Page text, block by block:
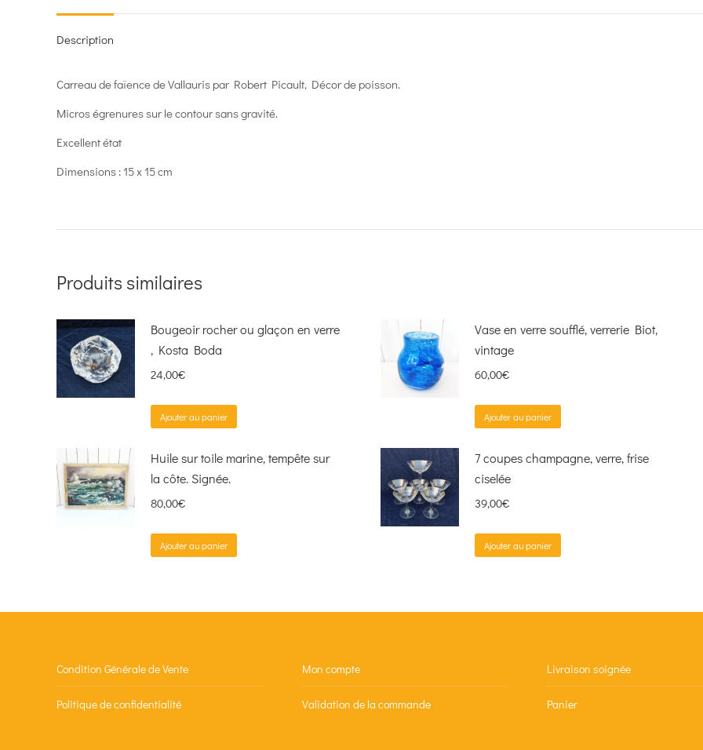
Description
Carreau de faïence de Vallauris par Robert Picault, Décor de poisson.
Micros égrenures sur le contour sans gravité.
Excellent état
Dimensions : 15 x 15 cm
Produits similaires
Bougeoir rocher ou glaçon en verre
, Kosta Boda
24,00€
Ajouter au panier
Vase en verre soufflé, verrerie Biot,
vintage
60,00€
Ajouter au panier
Huile sur toile marine, tempête sur
la côte. Signée.
80,00€
Ajouter au panier
7 coupes champagne, verre, frise
ciselée
39,00€
Ajouter au panier
Condition Générale de Vente
Politique de confidentialité
Mon compte
Validation de la commande
Livraison soignée
Panier